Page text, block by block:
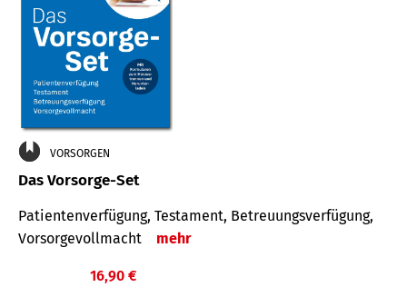
VORSORGEN
Das Vorsorge-Set
Patienten­ver­fügung, Testa­ment, Be­treuungs­verfü­gung,
Vor­sorge­voll­macht
mehr
16,90 €